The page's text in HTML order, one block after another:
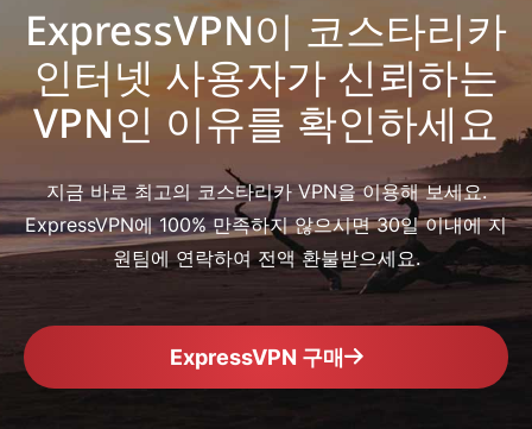
ExpressVPN이 코스타리카
인터넷 사용자가 신뢰하는
VPN인 이유를 확인하세요
지금 바로 최고의 코스타리카 VPN을 이용해 보세요.
ExpressVPN에 100% 만족하지 않으시면 30일 이내에 지
원팀에 연락하여 전액 환불받으세요.
ExpressVPN 구매